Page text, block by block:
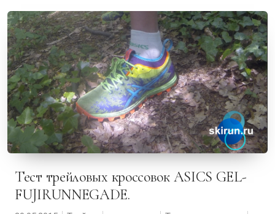
Тест трейловых кроссовок ASICS GEL-
FUJIRUNNEGADE.